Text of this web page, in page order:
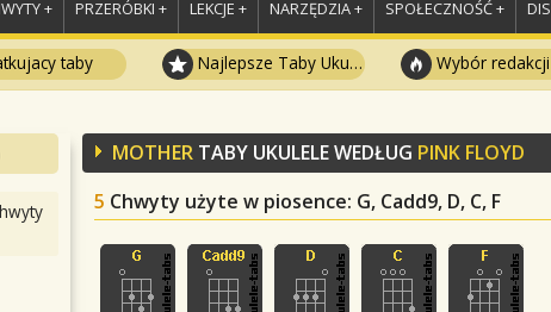
+ PRZERÓBKI + LEKCJE + NARZĘDZIA + SPOŁECZNOŚĆ +
taby Najlepsze Taby Ukulele Wybór redakcji
MOTHER TABY UKULELE WEDŁUG PINK FLOYD
5 Chwyty użyte w piosence: G, Cadd9, D, C, F